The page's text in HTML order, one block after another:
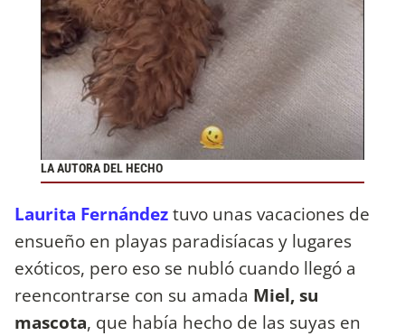
LA AUTORA DEL HECHO
Laurita Fernándeztuvo unas vacaciones de
ensueño en playas paradisíacas y lugares
exóticos, pero eso se nubló cuando llegó a
reencontrarse con su amada Miel, su
mascota, que había hecho de las suyas en